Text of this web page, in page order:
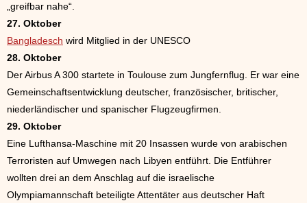
„greifbar nahe“.
27. Oktober
Bangladesch wird Mitglied in der UNESCO
28. Oktober
Der Airbus A 300 startete in Toulouse zum Jungfernflug. Er war eine
Gemeinschaftsentwicklung deutscher, französischer, britischer,
niederländischer und spanischer Flugzeugfirmen.
29. Oktober
Eine Lufthansa-Maschine mit 20 Insassen wurde von arabischen
Terroristen auf Umwegen nach Libyen entführt. Die Entführer
wollten drei an dem Anschlag auf die israelische
Olympiamannschaft beteiligte Attentäter aus deutscher Haft